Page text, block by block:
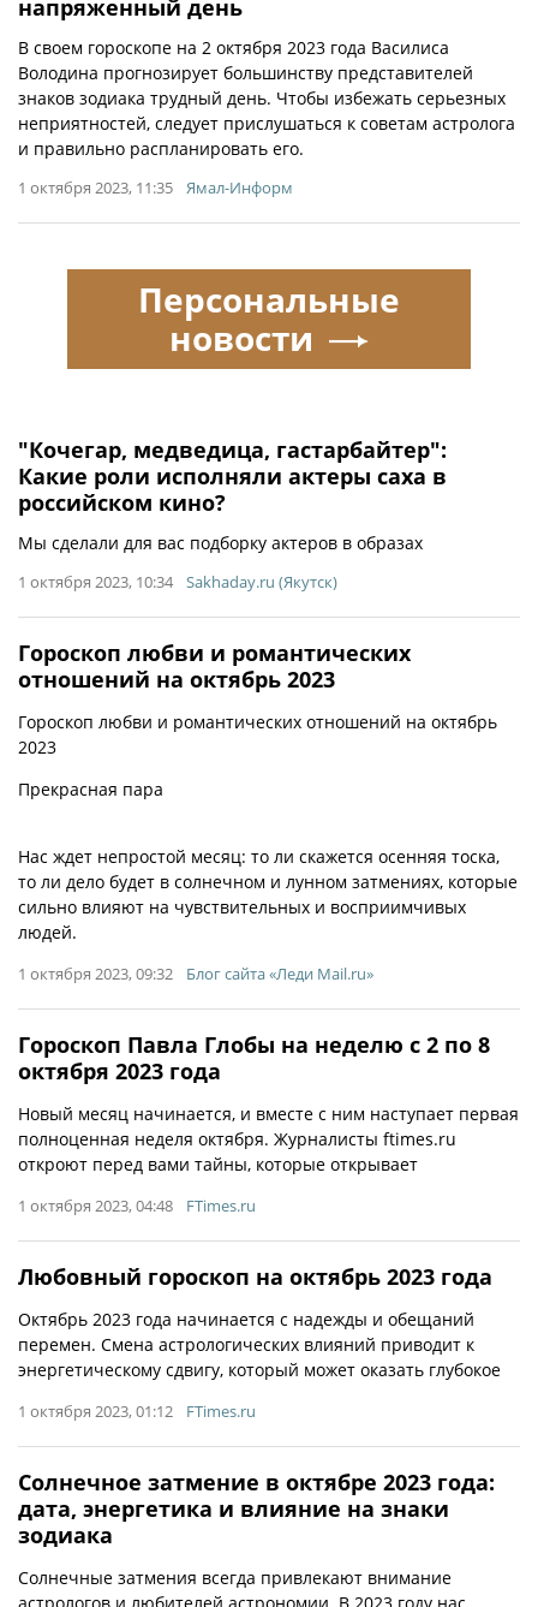
напряженный день
В своем гороскопе на 2 октября 2023 года Василиса
Володина прогнозирует большинству представителей
знаков зодиака трудный день. Чтобы избежать серьезных
неприятностей, следует прислушаться к советам астролога
и правильно распланировать его.
1 октября 2023, 11:35 Ямал-Информ
"Кочегар, медведица, гастарбайтер":
Какие роли исполняли актеры саха в
российском кино?
Мы сделали для вас подборку актеров в образах
1 октября 2023, 10:34 Sakhaday.ru (Якутск)
Гороскоп любви и романтических
отношений на октябрь 2023
Гороскоп любви и романтических отношений на октябрь
2023
Прекрасная пара
Нас ждет непростой месяц: то ли скажется осенняя тоска,
то ли дело будет в солнечном и лунном затмениях, которые
сильно влияют на чувствительных и восприимчивых
людей.
1 октября 2023, 09:32 Блог сайта «Леди Mail.ru»
Гороскоп Павла Глобы на неделю с 2 по 8
октября 2023 года
Новый месяц начинается, и вместе с ним наступает первая
полноценная неделя октября. Журналисты ftimes.ru
откроют перед вами тайны, которые открывает
1 октября 2023, 04:48 FTimes.ru
Любовный гороскоп на октябрь 2023 года
Октябрь 2023 года начинается с надежды и обещаний
перемен. Смена астрологических влияний приводит к
энергетическому сдвигу, который может оказать глубокое
1 октября 2023, 01:12 FTimes.ru
Солнечное затмение в октябре 2023 года:
дата, энергетика и влияние на знаки
зодиака
Солнечные затмения всегда привлекают внимание
Персональные
новости